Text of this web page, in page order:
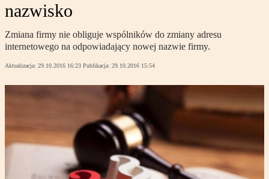
nazwisko
Zmiana firmy nie obliguje wspólników do zmiany adresu
internetowego na odpowiadający nowej nazwie firmy.
Aktualizacja: 29.10.2016 16:23 Publikacja: 29.10.2016 15:54